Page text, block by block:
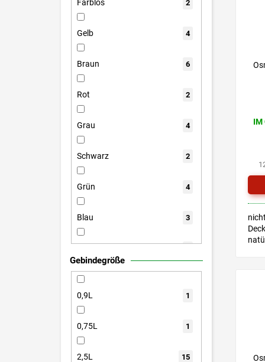
Farblos 2
Gelb 4
Braun 6
Rot 2
Grau 4
Schwarz 2
Grün 4
Blau 3
Gebindegröße
0,9L 1
0,75L 1
2,5L 15
IM
für